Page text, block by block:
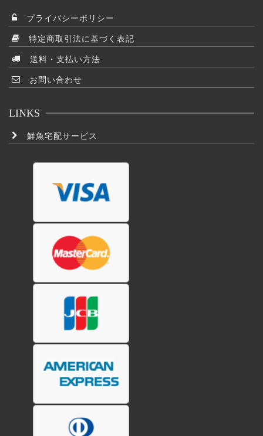
ョ
ン
は
商
品
か
プライバシーポリシー
特定商取引法に基づく表記
送料・支払い方法
お問い合わせ
LINKS
鮮魚宅配サービス